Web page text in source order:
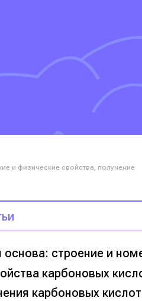
и физические свойства, получение
основа: строение и
карбоновых
карбоновых кислот